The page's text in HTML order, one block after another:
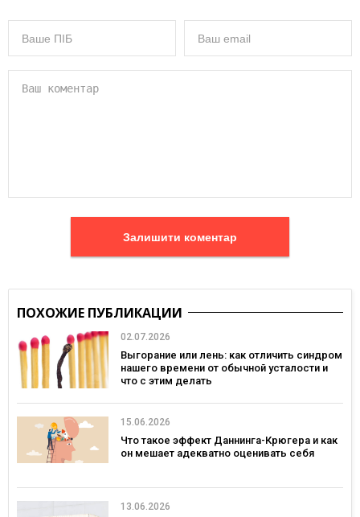
Залишити коментар
ПОХОЖИЕ ПУБЛИКАЦИИ
02.07.2026
Выгорание или лень: как отличить синдром
нашего времени от обычной усталости и
что с этим делать
15.06.2026
Что такое эффект Даннинга-Крюгера и как
он мешает адекватно оценивать себя
13.06.2026